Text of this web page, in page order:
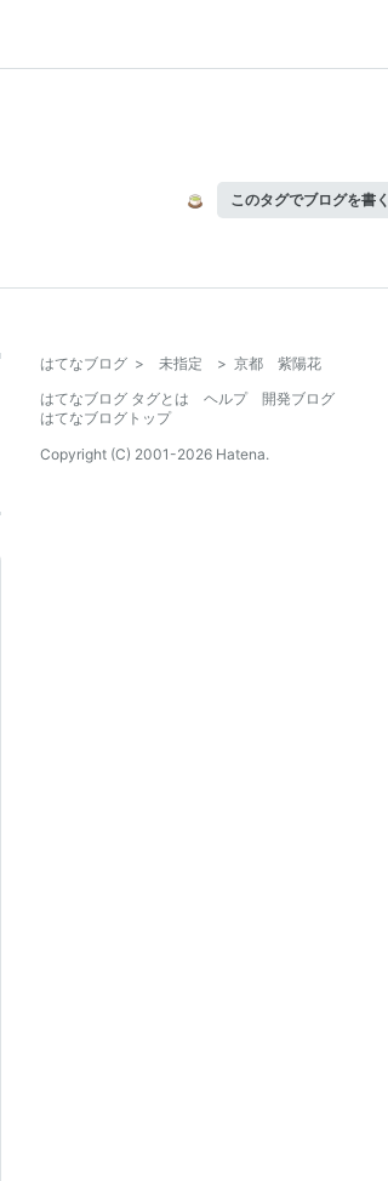
このタグでブログを書く
はてなブログ > 未指定 > 京都 紫陽花
はてなブログ タグとは
ヘルプ
開発ブログ
はてなブログトップ
Copyright (C) 2001-2026 Hatena.